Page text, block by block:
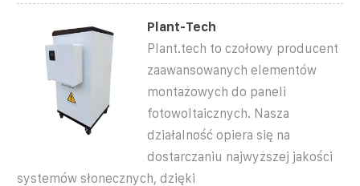
Plant-Tech
Plant.tech to czołowy producent
zaawansowanych elementów
montażowych do paneli
fotowoltaicznych. Nasza
działalność opiera się na
dostarczaniu najwyższej jakości
systemów słonecznych, dzięki